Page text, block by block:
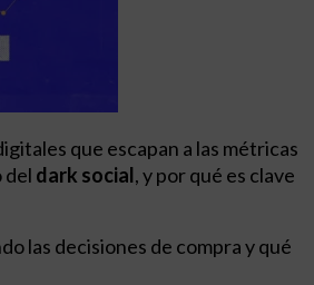
que escapan a las métricas
del dark social, y por qué es clave
las decisiones de compra y qué